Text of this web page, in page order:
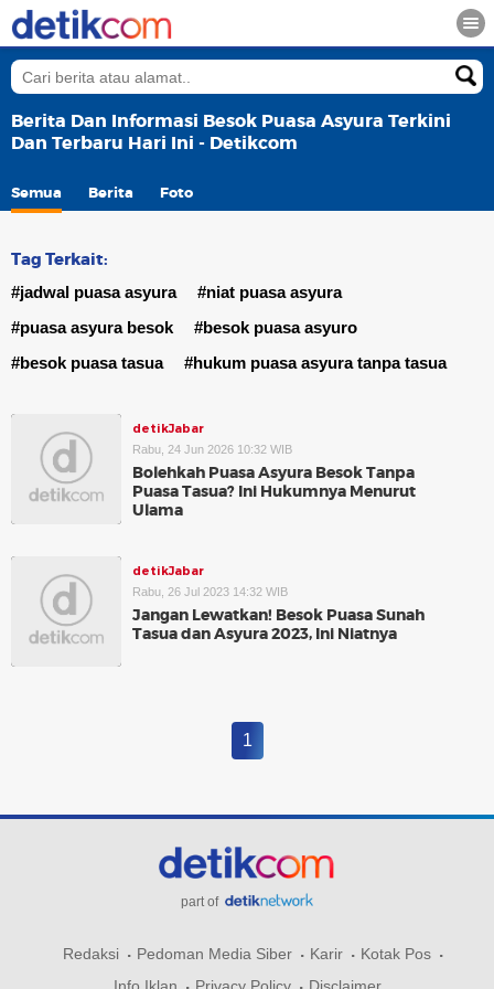
Berita Dan Informasi Besok Puasa Asyura Terkini
Dan Terbaru Hari Ini - Detikcom
Semua Berita Foto
Tag Terkait:
#jadwal puasa asyura
#niat puasa asyura
#puasa asyura besok
#besok puasa asyuro
#besok puasa tasua
#hukum puasa asyura tanpa tasua
detikJabar
Rabu, 24 Jun 2026 10:32 WIB
Bolehkah Puasa Asyura Besok Tanpa
Puasa Tasua? Ini Hukumnya Menurut
Ulama
detikJabar
Rabu, 26 Jul 2023 14:32 WIB
Jangan Lewatkan! Besok Puasa Sunah
Tasua dan Asyura 2023, Ini Niatnya
1
part of
Redaksi Pedoman Media Siber Karir
Kotak Pos